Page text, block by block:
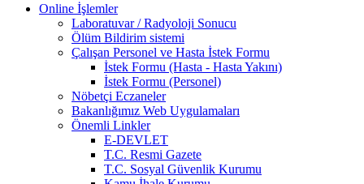
Online İşlemler
Laboratuvar / Radyoloji Sonucu
Ölüm Bildirim sistemi
Çalışan Personel ve Hasta İstek Formu
İstek Formu (Hasta - Hasta Yakını)
İstek Formu (Personel)
Nöbetçi Eczaneler
Bakanlığımız Web Uygulamaları
Önemli Linkler
E-DEVLET
T.C. Resmi Gazete
T.C. Sosyal Güvenlik Kurumu